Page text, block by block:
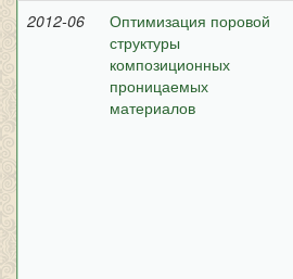
2012-06
Оптимизация поровой
структуры
композиционных
проницаемых
материалов